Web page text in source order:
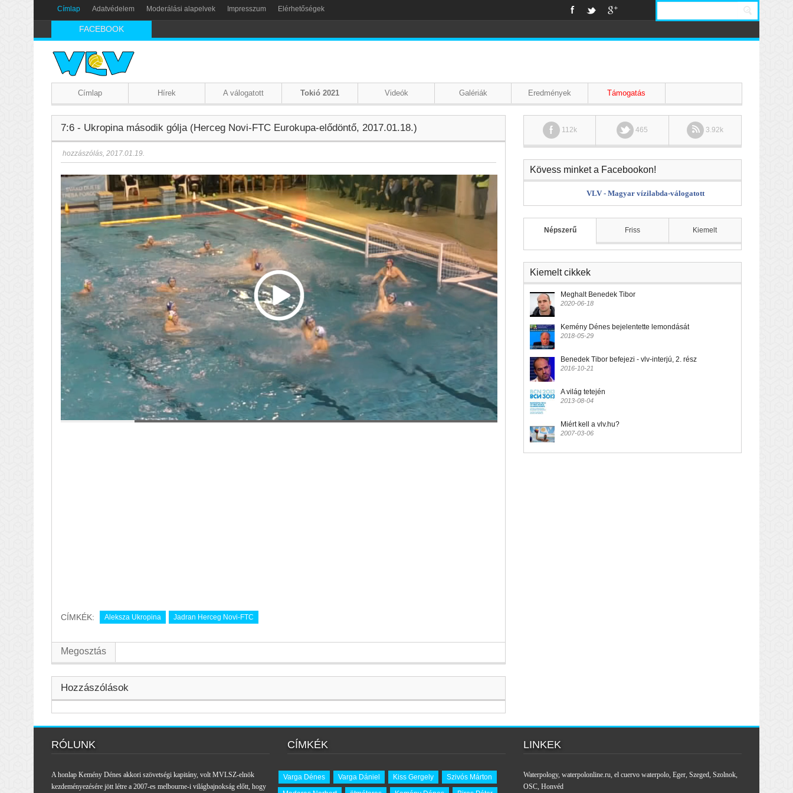
Címlap Adatvédelem Moderálási alapelvek Impresszum Elérhetőségek
FACEBOOK
Címlap Hírek A válogatott Tokió 2021 Videók Galériák Eredmények Támogatás
7:6 - Ukropina második gólja (Herceg Novi-FTC Eurokupa-elődöntő, 2017.01.18.)
hozzászólás, 2017.01.19.
CÍMKÉK: Aleksza Ukropina Jadran Herceg Novi-FTC
Megosztás
Hozzászólások
112k 465 3.92k
Kövess minket a Facebookon!
VLV - Magyar vízilabda-válogatott
Népszerű Friss Kiemelt
Kiemelt cikkek
Meghalt Benedek Tibor
2020-06-18
Kemény Dénes bejelentette lemondását
2018-05-29
Benedek Tibor befejezi - vlv-interjú, 2. rész
2016-10-21
A világ tetején
2013-08-04
Miért kell a vlv.hu?
2007-03-06
RÓLUNK
A honlap Kemény Dénes akkori szövetségi kapitány, volt MVLSZ-elnök
kezdeményezésére jött létre a 2007-es melbourne-i világbajnokság előtt, hogy
CÍMKÉK
Varga Dénes Varga Dániel Kiss Gergely
Szivós Márton
LINKEK
Waterpology, waterpolonline.ru, el cuervo waterpolo, Eger, Szeged, Szolnok,
OSC, Honvéd